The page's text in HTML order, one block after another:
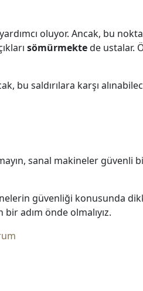
oluyor. Ancak, bu
sömürmektede ustalar.
bu saldırılara karşı
sanal makineler güvenli
güvenliği konusunda
adım önde olmalıyız.